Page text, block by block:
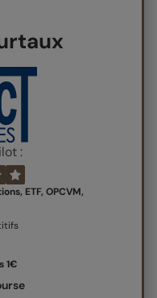
:
ETF, OPCVM,
1€